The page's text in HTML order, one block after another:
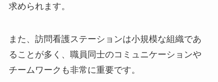
求められます。
また、訪問看護ステーションは小規模な組織であ
ることが多く、職員同士のコミュニケーションや
チームワークも非常に重要です。